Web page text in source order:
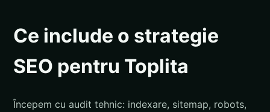
Ce include o strategie
SEO pentru Toplita
Începem cu audit tehnic: indexare, sitemap, robots,